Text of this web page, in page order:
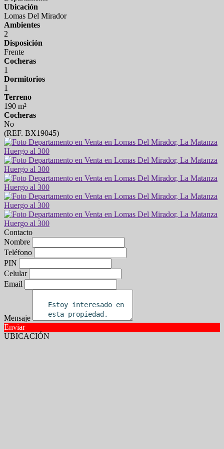
Ubicación
Lomas Del Mirador
Ambientes
2
Disposición
Frente
Cocheras
1
Dormitorios
1
Terreno
190 m²
Cocheras
No
(REF. BX19045)
Contacto
Nombre
Teléfono
PIN
Celular
Email
Mensaje
Enviar
UBICACIÓN